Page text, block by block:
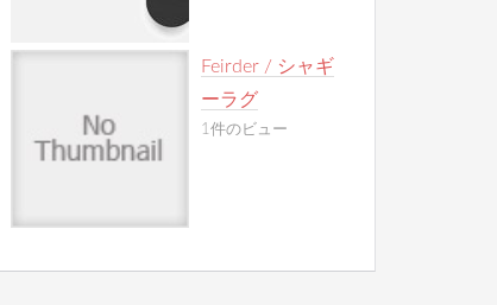
Feirder / シャギ
ーラグ
1件のビュー